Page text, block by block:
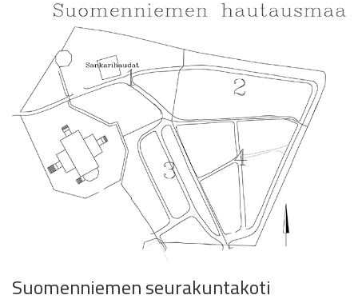
Suomenniemen seurakuntakoti